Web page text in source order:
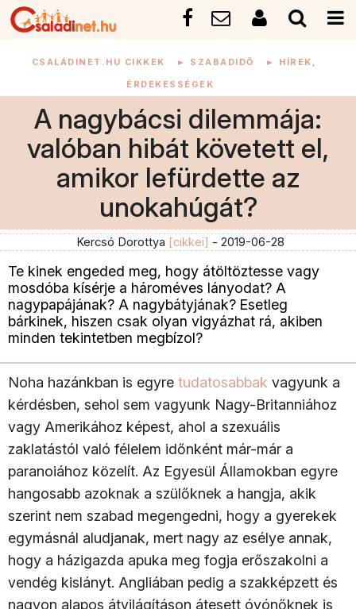
CSALÁDINET.HU CIKKEK ► SZABADIDŐ ► HÍREK,
ÉRDEKESSÉGEK
A nagybácsi dilemmája:
valóban hibát követett el,
amikor lefürdette az
unokahúgát?
Kercsó Dorottya [cikkei] - 2019-06-28
Te kinek engeded meg, hogy átöltöztesse vagy
mosdóba kísérje a hároméves lányodat? A
nagypapájának? A nagybátyjának? Esetleg
bárkinek, hiszen csak olyan vigyázhat rá, akiben
minden tekintetben megbízol?
Noha hazánkban is egyre tudatosabbak vagyunk a
kérdésben, sehol sem vagyunk Nagy-Britanniához
vagy Amerikához képest, ahol a szexuális
zaklatástól való félelem időnként már-már a
paranoiához közelít. Az Egyesül Államokban egyre
hangosabb azoknak a szülőknek a hangja, akik
szerint nem szabad megengedni, hogy a gyerekek
egymásnál aludjanak, mert nagy az esélye annak,
hogy a házigazda apuka meg fogja erőszakolni a
vendég kislányt. Angliában pedig a szakképzett és
nagyon alapos átvilágításon átesett óvónőknek is